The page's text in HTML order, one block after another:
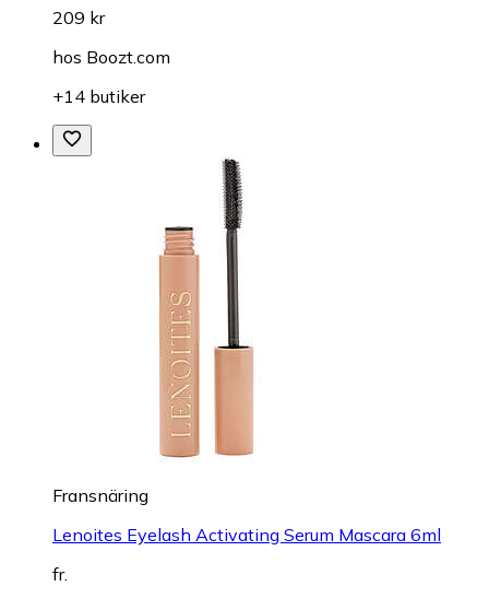
209 kr
hos Boozt.com
+14 butiker
Fransnäring
Lenoites Eyelash Activating Serum Mascara 6ml
fr.